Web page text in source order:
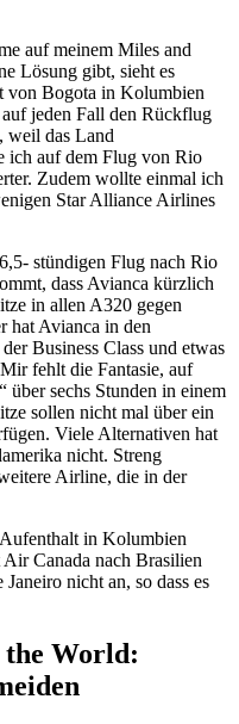
auf meinem Miles and
Lösung gibt, sieht es
von Bogota in Kolumbien
jeden Fall den Rückflug
weil das Land
ich auf dem Flug von Rio
Zudem wollte einmal ich
Star Alliance Airlines
stündigen Flug nach Rio
dass Avianca kürzlich
in allen A320 gegen
hat Avianca in den
Business Class und etwas
fehlt die Fantasie, auf
über sechs Stunden in einem
sollen nicht mal über ein
Viele Alternativen hat
nicht. Streng
Airline, die in der
in Kolumbien
Canada nach Brasilien
nicht an, so dass es
World: